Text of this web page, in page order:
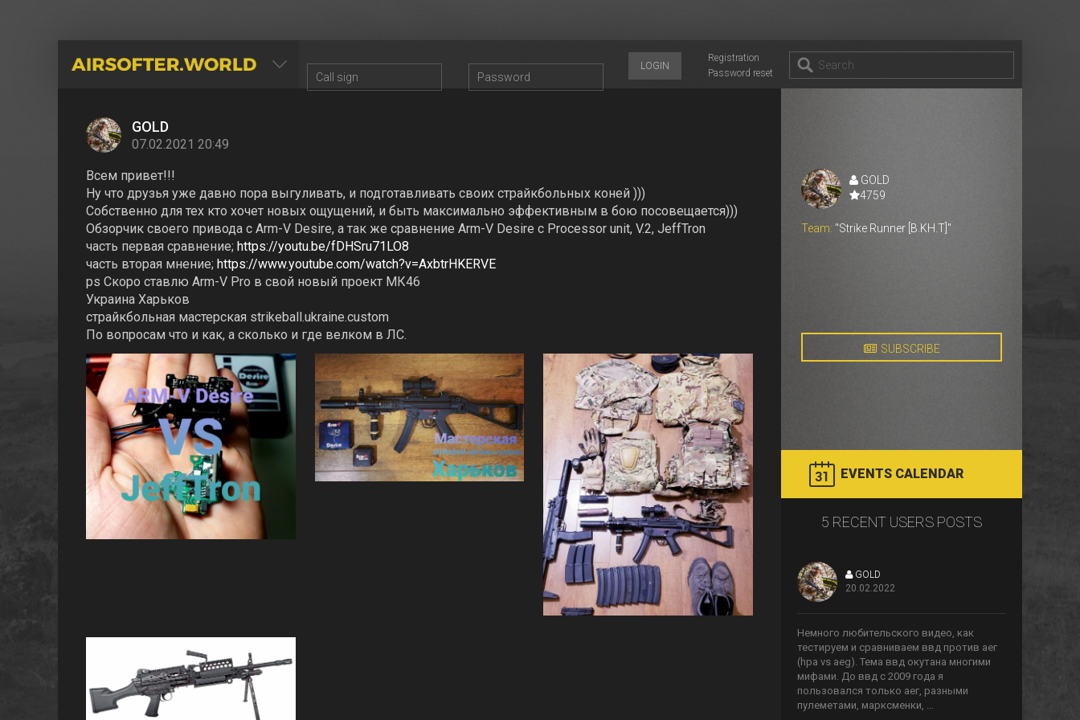
AIRSOFTER.WORLD
Registration
Password reset
LOGIN
GOLD
07.02.2021 20:49
Всем привет!!!
Ну что друзья уже давно пора выгуливать, и подготавливать своих страйкбольных коней )))
Собственно для тех кто хочет новых ощущений, и быть максимально эффективным в бою посовещается)))
Обзорчик своего привода с Arm-V Desire, а так же сравнение Arm-V Desire с Processor unit, V.2, JeffTron
часть первая сравнение; https://youtu.be/fDHSru71LO8
часть вторая мнение; https://www.youtube.com/watch?v=AxbtrHKERVE
ps Скоро ставлю Arm-V Pro в свой новый проект МК46
Украина Харьков
страйкбольная мастерская strikeball.ukraine.custom
По вопросам что и как, а сколько и где велком в ЛС.
GOLD
4759
Team: "Strike Runner [B.KH.T]"
SUBSCRIBE
EVENTS CALENDAR
5 RECENT USERS POSTS
GOLD
20.02.2022
Немного любительского видео, как
тестируем и сравниваем ввд против аег
(hpa vs aeg). Тема ввд окутана многими
мифами. До ввд с 2009 года я
пользовался только аег, разными
пулеметами, марксменки, ...